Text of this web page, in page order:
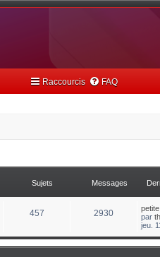
Raccourcis FAQ
Sujets Messages
457 2930
par
jeu.